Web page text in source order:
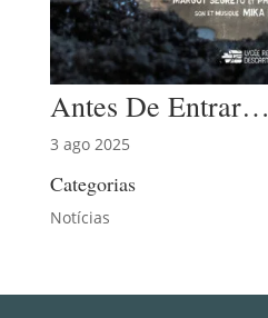
Antes De Entrar…
3 ago 2025
Categorias
Notícias